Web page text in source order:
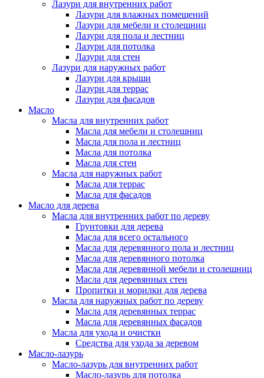
Лазури для внутренних работ
Лазури для влажных помещений
Лазури для мебели и столешниц
Лазури для пола и лестниц
Лазури для потолка
Лазури для стен
Лазури для наружных работ
Лазури для крыши
Лазури для террас
Лазури для фасадов
Масло
Масла для внутренних работ
Масла для мебели и столешниц
Масла для пола и лестниц
Масла для потолка
Масла для стен
Масла для наружных работ
Масла для террас
Масла для фасадов
Масло для дерева
Масла для внутренних работ по дереву
Грунтовки для дерева
Масла для всего остального
Масла для деревянного пола и лестниц
Масла для деревянного потолка
Масла для деревянной мебели и столешниц
Масла для деревянных стен
Пропитки и морилки для дерева
Масла для наружных работ по дереву
Масла для деревянных террас
Масла для деревянных фасадов
Масла для ухода и очистки
Средства для ухода за деревом
Масло-лазурь
Масло-лазурь для внутренних работ
Масло-лазурь для потолка